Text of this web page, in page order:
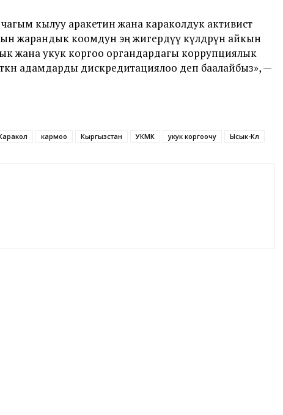
кылуу аракетин жана караколдук активист
жарандык коомдун эң жигердүү өкүлдөрүнө айкын
жана укук коргоо органдардагы коррупциялык
адамдарды дискредитациялоо деп баалайбыз», —
кармоо Кыргызстан УКМК укук коргоочу Ысык-Көл